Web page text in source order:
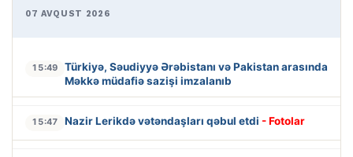
07 AVQUST 2026
15:49
Türkiyə, Səudiyyə Ərəbistanı və Pakistan arasında
Məkkə müdafiə sazişi imzalanıb
15:47 Nazir Lerikdə vətəndaşları qəbul etdi - Fotolar